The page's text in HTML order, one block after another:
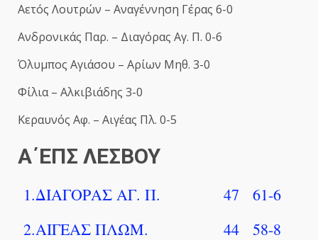
Αετός Λουτρών – Αναγέννηση Γέρας 6-0
Ανδρονικάς Παρ. – Διαγόρας Αγ. Π. 0-6
Όλυμπος Αγιάσου – Αρίων Μηθ. 3-0
Φίλια – Αλκιβιάδης 3-0
Κεραυνός Αφ. – Αιγέας Πλ. 0-5
A΄ΕΠΣ ΛΕΣΒΟΥ
1.ΔΙΑΓΟΡΑΣ ΑΓ. Π. 47
61-6
2.ΑΙΓΕΑΣ ΠΛΩΜ.
44
58-8